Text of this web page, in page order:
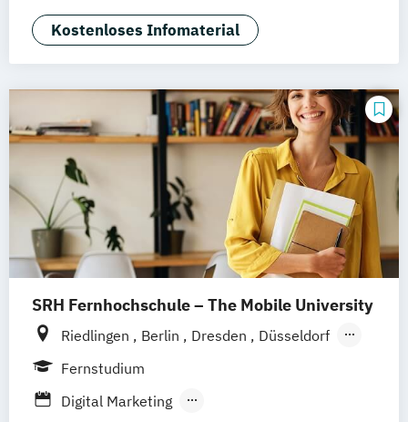
Stuttgart
Kostenloses Infomaterial
SRH Fernhochschule – The Mobile University
Riedlingen Berlin Dresden
Düsseldorf
Hamburg
Mannheim Wertheim
Fernstudium
Digital Marketing